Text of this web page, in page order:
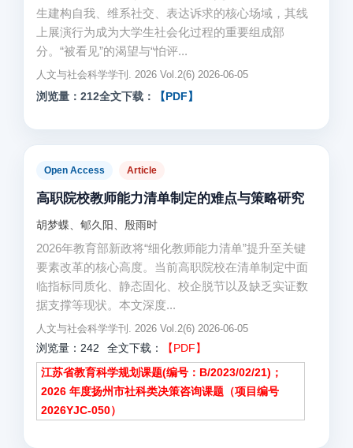
生建构自我、维系社交、表达诉求的核心场域，其线
上展演行为成为大学生社会化过程的重要组成部
分。“被看见”的渴望与“怕评...
人文与社会科学学刊. 2026 Vol.2(6) 2026-06-05
浏览量：212全文下载： 【PDF】
Open Access Article
高职院校教师能力清单制定的难点与策略研究
胡梦蝶、郇久阳、殷雨时
2026年教育部新政将“细化教师能力清单”提升至关键
要素改革的核心高度。当前高职院校在清单制定中面
临指标同质化、静态固化、校企脱节以及缺乏实证数
据支撑等现状。本文深度...
人文与社会科学学刊. 2026 Vol.2(6) 2026-06-05
浏览量：242 全文下载：
【PDF】
江苏省教育科学规划课题(编号：B/2023/02/21)；
2026 年度扬州市社科类决策咨询课题（项目编号
2026YJC-050）